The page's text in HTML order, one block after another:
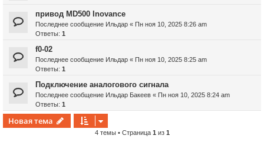
привод MD500 Inovance
Последнее сообщение Ильдар « Пн ноя 10, 2025 8:26 am
Ответы: 1
f0-02
Последнее сообщение Ильдар « Пн ноя 10, 2025 8:25 am
Ответы: 1
Подключение аналогового сигнала
Последнее сообщение Ильдар Бакеев « Пн ноя 10, 2025 8:24 am
Ответы: 1
Новая тема
4 темы • Страница 1 из 1